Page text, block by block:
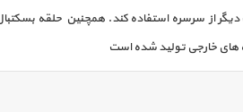
سرسره استفاده کند. همچنین حلقه
های خارجی تولید شده است